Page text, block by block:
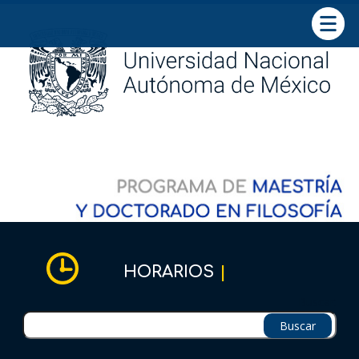
Oficinas
Acuerdos
HORARIOS |